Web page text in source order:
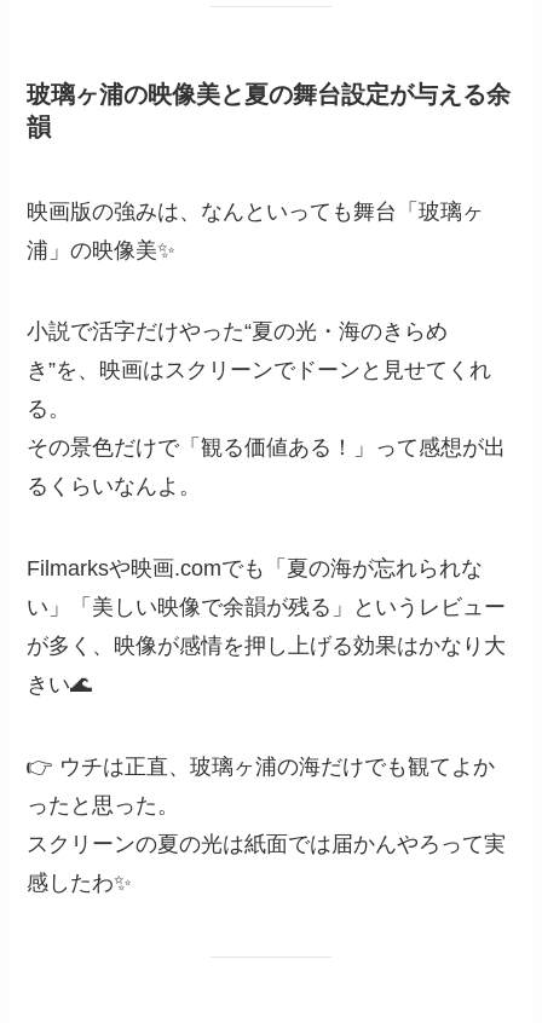
玻璃ヶ浦の映像美と夏の舞台設定が与える余
韻
映画版の強みは、なんといっても舞台「玻璃ヶ
浦」の映像美✨
小説で活字だけやった“夏の光・海のきらめ
き”を、映画はスクリーンでドーンと見せてくれ
る。
その景色だけで「観る価値ある！」って感想が出
るくらいなんよ。
Filmarksや映画.comでも「夏の海が忘れられな
い」「美しい映像で余韻が残る」というレビュー
が多く、映像が感情を押し上げる効果はかなり大
きい🌊
👉 ウチは正直、玻璃ヶ浦の海だけでも観てよか
ったと思った。
スクリーンの夏の光は紙面では届かんやろって実
感したわ✨